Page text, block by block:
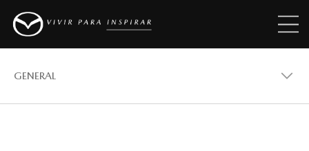
GENERAL